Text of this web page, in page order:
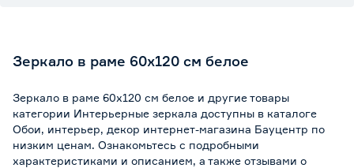
Зеркало в раме 60х120 см белое
Зеркало в раме 60х120 см белое и другие товары
категории Интерьерные зеркала доступны в каталоге
Обои, интерьер, декор интернет-магазина Бауцентр по
низким ценам. Ознакомьтесь с подробными
характеристиками и описанием, а также отзывами о